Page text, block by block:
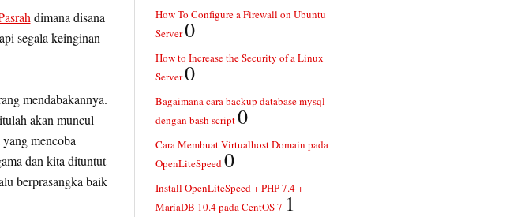
dimana disana
segala keinginan
mendabakannya.
akan muncul
mencoba
dan kita dituntut
berprasangka baik
How To Configure a Firewall on Ubuntu
Server0
How to Increase the Security of a Linux
Server0
Bagaimana cara backup database mysql
dengan bash script0
Cara Membuat Virtualhost Domain pada
OpenLiteSpeed0
Install OpenLiteSpeed + PHP 7.4 +
MariaDB 10.4 pada CentOS 7 1